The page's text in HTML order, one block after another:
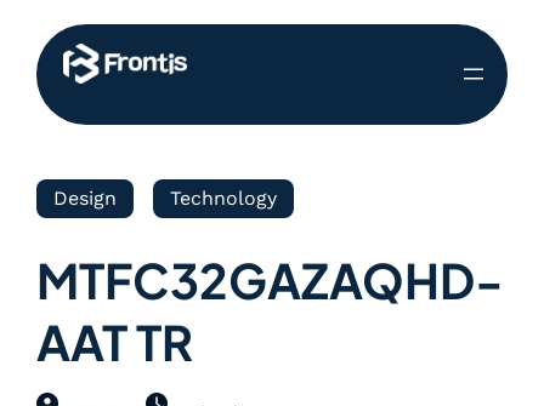
Design Technology
MTFC32GAZAQHD-
AAT TR